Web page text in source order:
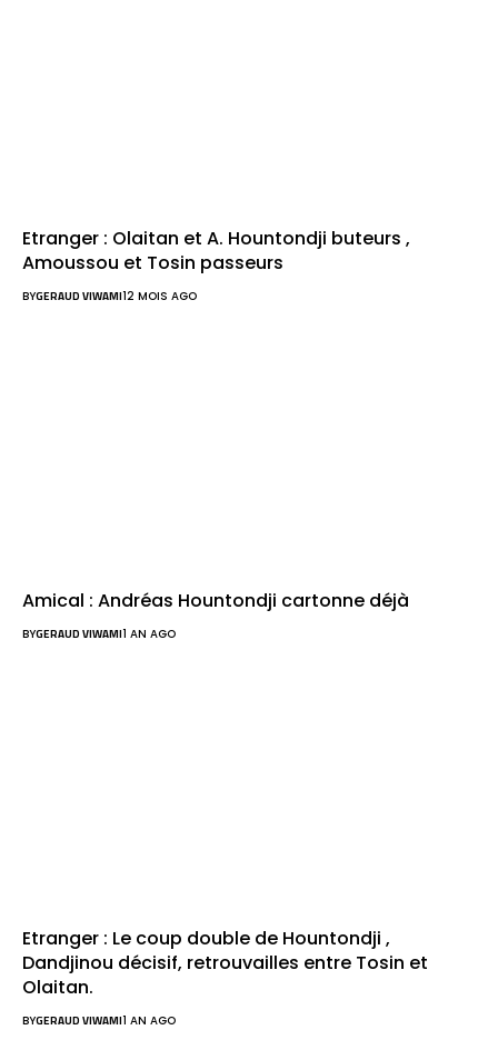
Etranger : Olaitan et A. Hountondji buteurs ,
Amoussou et Tosin passeurs
BYGERAUD VIWAMI12 MOIS AGO
Amical : Andréas Hountondji cartonne déjà
BYGERAUD VIWAMI1 AN AGO
Etranger : Le coup double de Hountondji ,
Dandjinou décisif, retrouvailles entre Tosin et
Olaitan.
BYGERAUD VIWAMI1 AN AGO